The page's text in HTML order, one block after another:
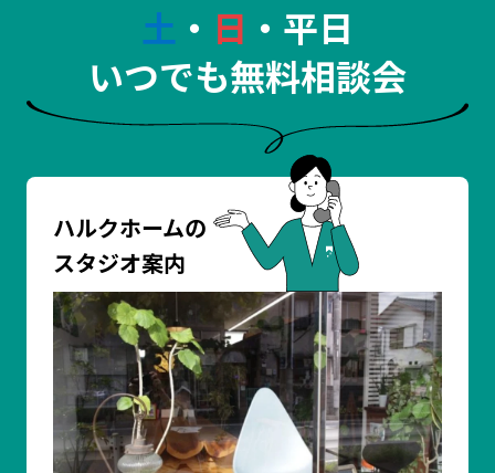
土 ・ 日 ・平日
いつでも無料相談会
ハルクホームの
スタジオ案内